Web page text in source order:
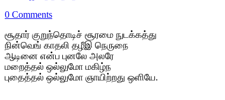
0 Comments
சூதார் குறுந்தொடிச் சூரமை நுடக்கத்து
நின்வெங் காதலி தழீஇ நெருநை
ஆடினை என்ப புனலே அலரே
மறைத்தல் ஒல்லுமோ மகிழ்ந
புதைத்தல் ஒல்லுமோ ஞாயிற்றது ஒளியே.